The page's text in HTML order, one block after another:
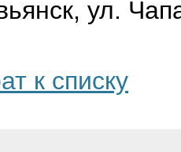
ул.
к списку